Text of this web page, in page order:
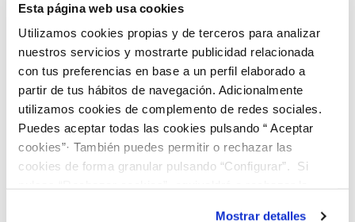
Esta página web usa cookies
Utilizamos cookies propias y de terceros para analizar
nuestros servicios y mostrarte publicidad relacionada
con tus preferencias en base a un perfil elaborado a
partir de tus hábitos de navegación. Adicionalmente
utilizamos cookies de complemento de redes sociales.
Puedes aceptar todas las cookies pulsando “ Aceptar
cookies”· También puedes permitir o rechazar las
cookies de forma granular pulsando “Configurar”. Si
Mostrar detalles
cierran temporalmente las oficinas de
atención al cliente